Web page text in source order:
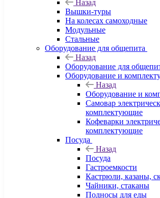
Назад
Вышки-туры
На колесах самоходные
Модульные
Стальные
Оборудование для общепита
Назад
Оборудование для
Оборудование и
Назад
Оборудование и
Самовар
комплектующие
Кофеварки
комплектующие
Посуда
Назад
Посуда
Гастроемкости
Кастрюли, казаны,
Чайники, стаканы
Подносы для еды